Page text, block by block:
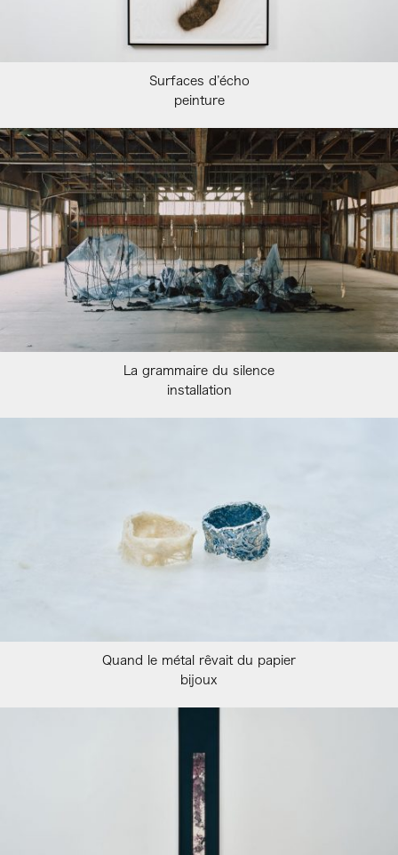
Surfaces d’écho
peinture
La grammaire du silence
installation
Quand le métal rêvait du papier
bijoux